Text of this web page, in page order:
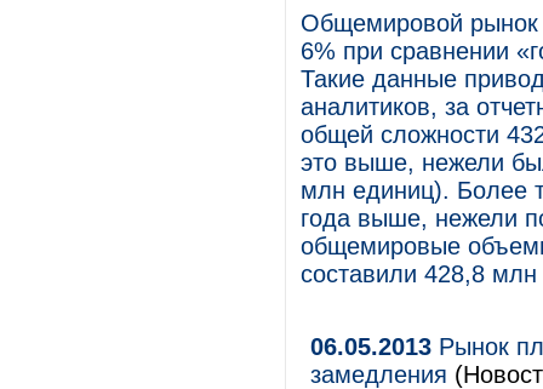
Общемировой рынок
6% при сравнении
Такие данные
аналитиков, за
общей сложности
это выше, нежели
млн единиц). Более
года выше, нежели
общемировые
составили 428,8 млн
06.05.2013 Рынок
замедления